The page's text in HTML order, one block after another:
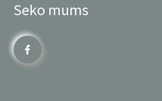
Seko mums